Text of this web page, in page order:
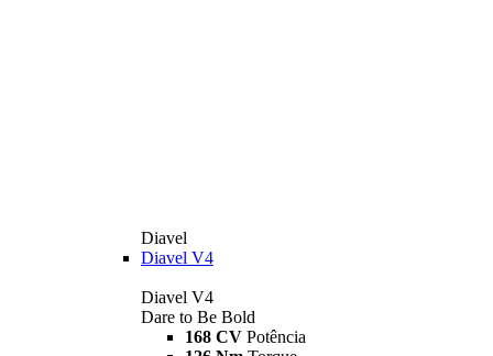
Diavel
Diavel V4
Diavel V4
Dare to Be Bold
168 CV Potência